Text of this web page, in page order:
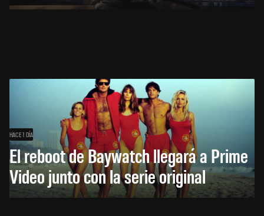
HACE 1 DÍA
El reboot de Baywatch llegará a Prime
Video junto con la serie original